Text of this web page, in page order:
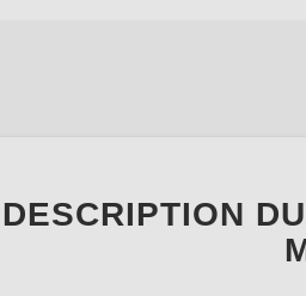
DESCRIPTION